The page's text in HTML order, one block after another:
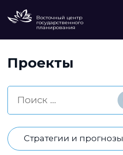
Восточный центр
государственного
планирования
Проекты
Стратегии и прогнозы